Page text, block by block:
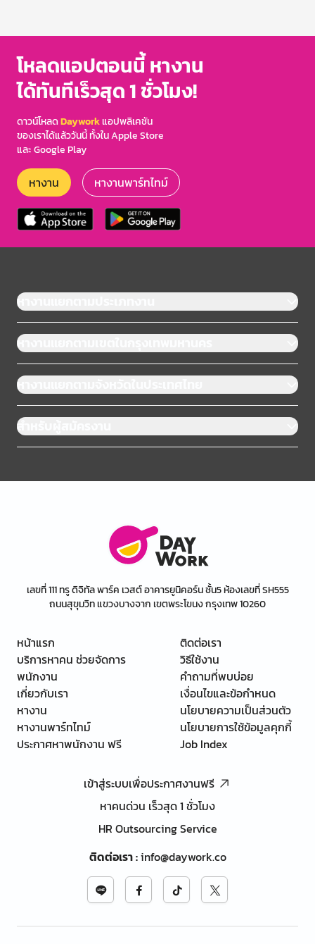
โหลดแอปตอนนี้ หางาน
ได้ทันทีเร็วสุด 1 ชั่วโมง!
ดาวน์โหลดDayworkแอปพลิเคชัน
ของเราได้แล้ววันนี้ ทั้งใน Apple Store
และ Google Play
หางาน หางานพาร์ทไทม์
หางานแยกตามประเภทงาน
หางานแยกตามเขตในกรุงเทพมหานคร
หางานแยกตามจังหวัดในประเทศไทย
สำหรับผู้สมัครงาน
เลขที่ 111 ทรู ดิจิทัล พาร์ค เวสต์ อาคารยูนิคอร์น ชั้น5 ห้องเลขที่ SH555
ถนนสุขุมวิท แขวงบางจาก เขตพระโขนง กรุงเทพ 10260
หน้าแรก
บริการหาคน ช่วยจัดการ
พนักงาน
เกี่ยวกับเรา
หางาน
หางานพาร์ทไทม์
ประกาศหาพนักงาน ฟรี
ติดต่อเรา
วิธีใช้งาน
คำถามที่พบบ่อย
เงื่อนไขและข้อกำหนด
นโยบายความเป็นส่วนตัว
นโยบายการใช้ข้อมูลคุกกี้
Job Index
เข้าสู่ระบบเพื่อประกาศงานฟรี
หาคนด่วน เร็วสุด 1 ชั่วโมง
HR Outsourcing Service
ติดต่อเรา:info@daywork.co